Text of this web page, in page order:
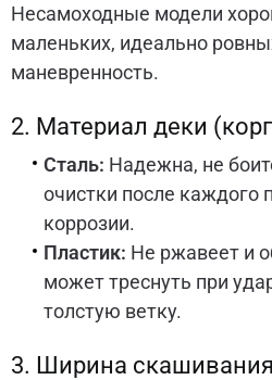
Несамоходные модели
маленьких, идеально
маневренность.
2. Материал деки
Сталь: Надежна, не
очистки после каждого
коррозии.
Пластик: Не ржавеет и
может треснуть при
толстую ветку.
3. Ширина скашивания